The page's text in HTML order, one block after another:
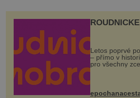
Letos poprvé
– přímo v
pro všechny
program se
mohou těšit na